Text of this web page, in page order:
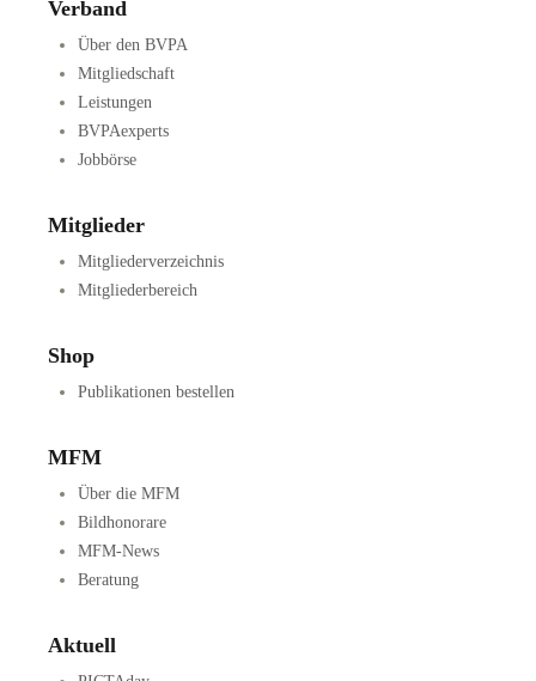
Verband
Über den BVPA
Mitgliedschaft
Leistungen
BVPAexperts
Jobbörse
Mitglieder
Mitgliederverzeichnis
Mitgliederbereich
Shop
Publikationen bestellen
MFM
Über die MFM
Bildhonorare
MFM-News
Beratung
Aktuell